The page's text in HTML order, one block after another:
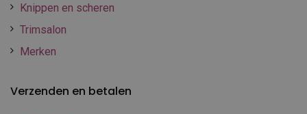
Knippen en scheren
Trimsalon
Merken
Verzenden en betalen